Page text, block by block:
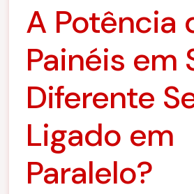
A Potência
Painéis em
Diferente
Ligado em
Paralelo?